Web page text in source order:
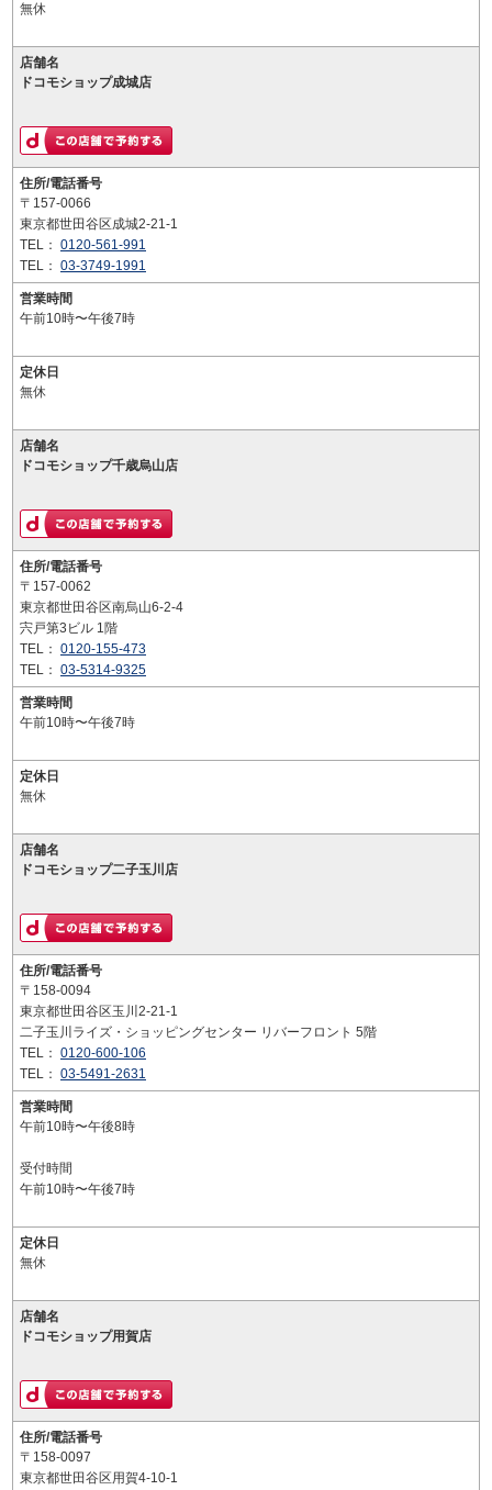
無休
店舗名
ドコモショップ成城店
住所/電話番号
〒157-0066
東京都世田谷区成城2-21-1
TEL： 0120-561-991
TEL： 03-3749-1991
営業時間
午前10時〜午後7時
定休日
無休
店舗名
ドコモショップ千歳烏山店
住所/電話番号
〒157-0062
東京都世田谷区南烏山6-2-4
宍戸第3ビル 1階
TEL： 0120-155-473
TEL： 03-5314-9325
営業時間
午前10時〜午後7時
定休日
無休
店舗名
ドコモショップ二子玉川店
住所/電話番号
〒158-0094
東京都世田谷区玉川2-21-1
二子玉川ライズ・ショッピングセンター リバーフロント 5階
TEL： 0120-600-106
TEL： 03-5491-2631
営業時間
午前10時〜午後8時
受付時間
午前10時〜午後7時
定休日
無休
店舗名
ドコモショップ用賀店
住所/電話番号
〒158-0097
東京都世田谷区用賀4-10-1